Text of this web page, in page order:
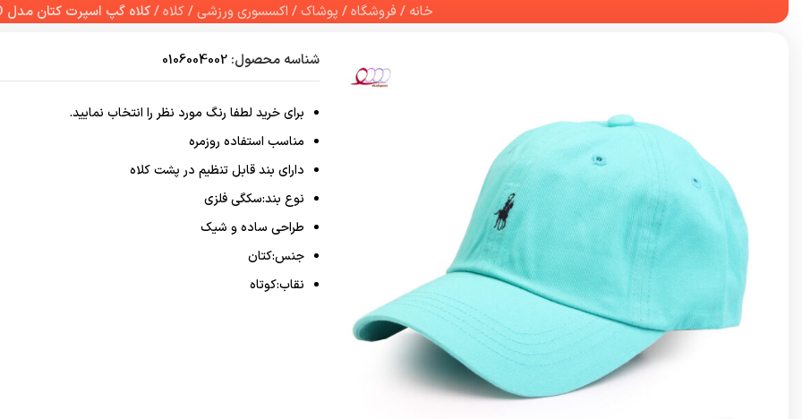
خانه /فروشگاه/ پوشاک/ اکسسوری ورزشی/کلاه/کلاه گپ اسپرت کتان مدل POLO
شناسه محصول: 0106004002
برای خرید لطفا رنگ مورد نظر را انتخاب نمایید.
مناسب استفاده روزمره
دارای بند قابل تنظیم در پشت کلاه
نوع بند:سکگی فلزی
طراحی ساده و شیک
جنس:کتان
نقاب:کوتاه